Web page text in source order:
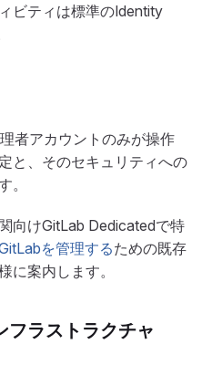
ビティは標準のIdentity
者アカウントのみが操作
と、そのセキュリティへの
。
向けGitLab Dedicatedで特
を管理するための既存
に案内します。
フラストラクチャ